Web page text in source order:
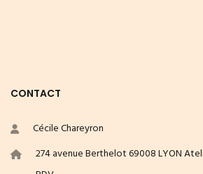
CONTACT
Cécile Chareyron
274 avenue Berthelot 69008 LYON